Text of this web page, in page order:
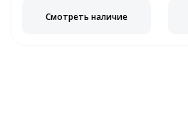
Смотреть наличие